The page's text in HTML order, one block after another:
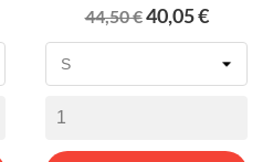
Prix
de
44,50 €Prix
40,05 €